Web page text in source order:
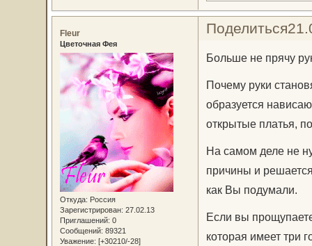
Поделиться
Fleur
Цветочная Фея
Откуда: Россия
Зарегистрирован: 27.02.13
Приглашений: 0
Сообщений: 89321
Уважение: [+30210/-28]
Больше не прячу
Почему руки
образуется
открытые платья,
На самом деле не
причины и
как Вы подумали.
Если вы
которая имеет три